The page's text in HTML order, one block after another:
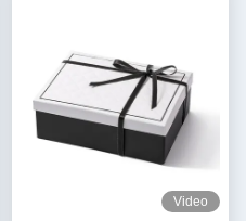
Video